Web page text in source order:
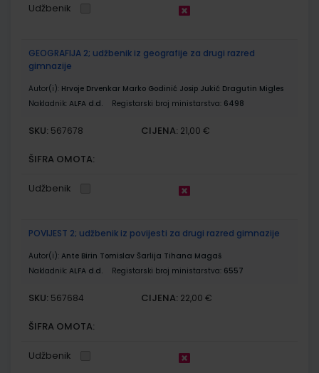
Udžbenik
GEOGRAFIJA 2; udžbenik iz geografije za drugi razred
gimnazije
Autor(i): Hrvoje Drvenkar Marko Godinić Josip Jukić Dragutin Migles
Nakladnik: ALFA d.d. Registarski broj ministarstva: 6498
SKU: 567678 CIJENA: 21,00 €
ŠIFRA OMOTA:
Udžbenik
POVIJEST 2; udžbenik iz povijesti za drugi razred gimnazije
Autor(i): Ante Birin Tomislav Šarlija Tihana Magaš
Nakladnik: ALFA d.d. Registarski broj ministarstva: 6557
SKU: 567684 CIJENA: 22,00 €
ŠIFRA OMOTA:
Udžbenik